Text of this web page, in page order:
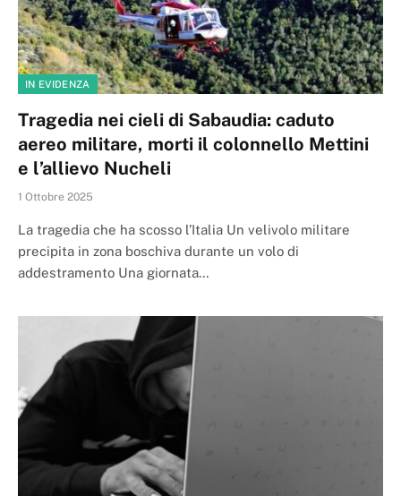
IN EVIDENZA
Tragedia nei cieli di Sabaudia: caduto
aereo militare, morti il colonnello Mettini
e l’allievo Nucheli
1 Ottobre 2025
La tragedia che ha scosso l’Italia Un velivolo militare
precipita in zona boschiva durante un volo di
addestramento Una giornata…